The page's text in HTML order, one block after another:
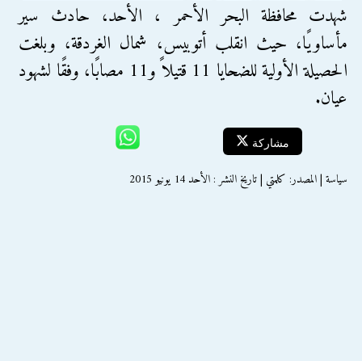
شهدت محافظة البحر الأحمر ، الأحد، حادث سير
مأساويًا، حيث انقلب أتوبيس، شمال الغردقة، وبلغت
الحصيلة الأولية للضحايا 11 قتيلاً و11 مصابًا، وفقًا لشهود
عيان.
مشاركة
سياسة | المصدر: كلمتي | تاريخ النشر : الأحد 14 يونيو 2015